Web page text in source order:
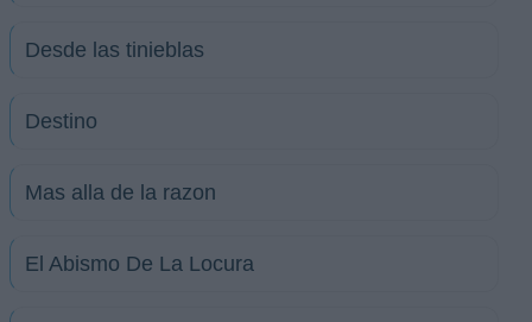
Desde las tinieblas
Destino
Mas alla de la razon
El Abismo De La Locura